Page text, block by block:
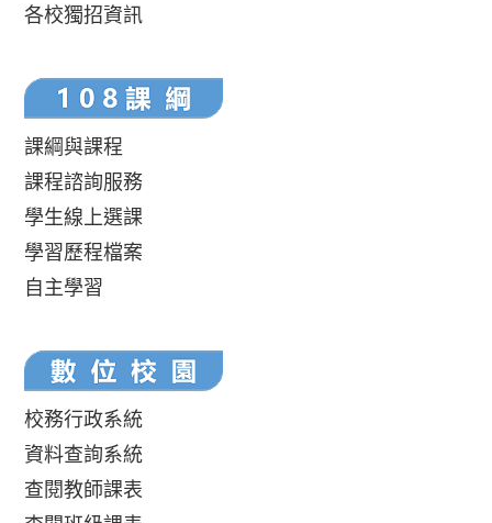
各校獨招資訊
課綱與課程
課程諮詢服務
學生線上選課
學習歷程檔案
自主學習
校務行政系統
資料查詢系統
查閱教師課表